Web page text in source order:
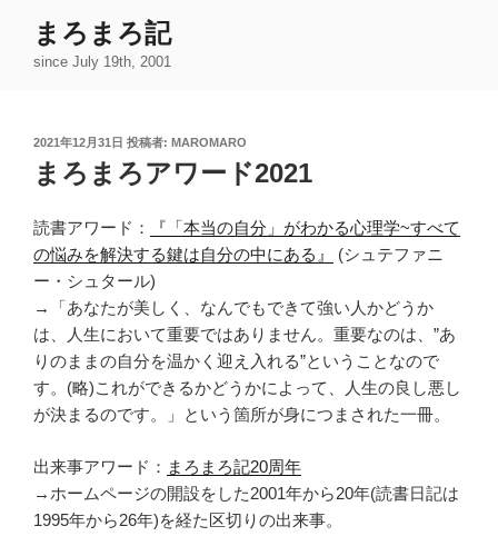
まろまろ記
since July 19th, 2001
投
日:
2021年12月31日 投稿者: MAROMARO
まろまろアワード2021
読書アワード：
『「本当の自分」がわかる心理学~すべて
の悩みを解決する鍵は自分の中にある』
(シュテファニ
ー・シュタール)
→「あなたが美しく、なんでもできて強い人かどうか
は、人生において重要ではありません。重要なのは、”あ
りのままの自分を温かく迎え入れる”ということなので
す。(略)これができるかどうかによって、人生の良し悪し
が決まるのです。」という箇所が身につまされた一冊。
出来事アワード： まろまろ記20周年
→ホームページの開設をした2001年から20年(読書日記は
1995年から26年)を経た区切りの出来事。